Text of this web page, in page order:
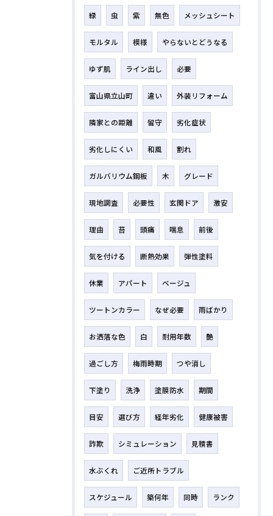
緑 虫 紫 無色 メッシュシート
モルタル 模様 やらないとどうなる
ゆず肌 ライン出し 必要
富山県立山町 違い 外装リフォーム
隣家との距離 留守 劣化症状
劣化しにくい 和風 割れ
ガルバリウム鋼板 木 グレード
現地調査 必要性 玄関ドア 激安
理由 苔 頭痛 喘息 前後
気を付ける 断熱効果 弾性塗料
休業 アパート ベージュ
ツートンカラー なぜ必要 雨ばかり
お洒落な色 白 耐用年数 艶
過ごし方 梅雨時期 つや消し
下塗り 洗浄 塗膜防水 期間
目安 選び方 経年劣化 健康被害
詐欺 シミュレーション 見積書
水ぶくれ ご近所トラブル
スケジュール 築何年 同時 ランク